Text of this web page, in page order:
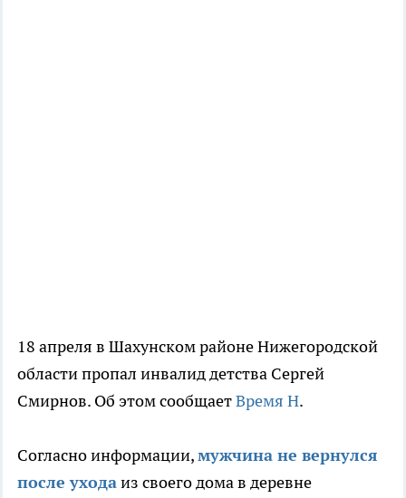
18 апреля в Шахунском районе Нижегородской
области пропал инвалид детства Сергей
Смирнов. Об этом сообщаетВремя Н.
Согласно информации,мужчина не вернулся
после уходаиз своего дома в деревне